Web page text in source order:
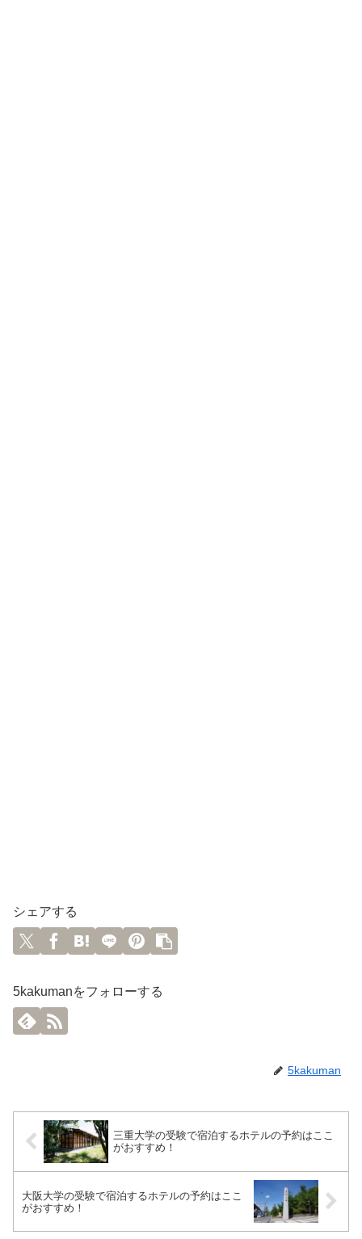
シェアする
5kakumanをフォローする
5kakuman
三重大学の受験で宿泊するホテルの予約はここ
がおすすめ！
大阪大学の受験で宿泊するホテルの予約はここ
がおすすめ！